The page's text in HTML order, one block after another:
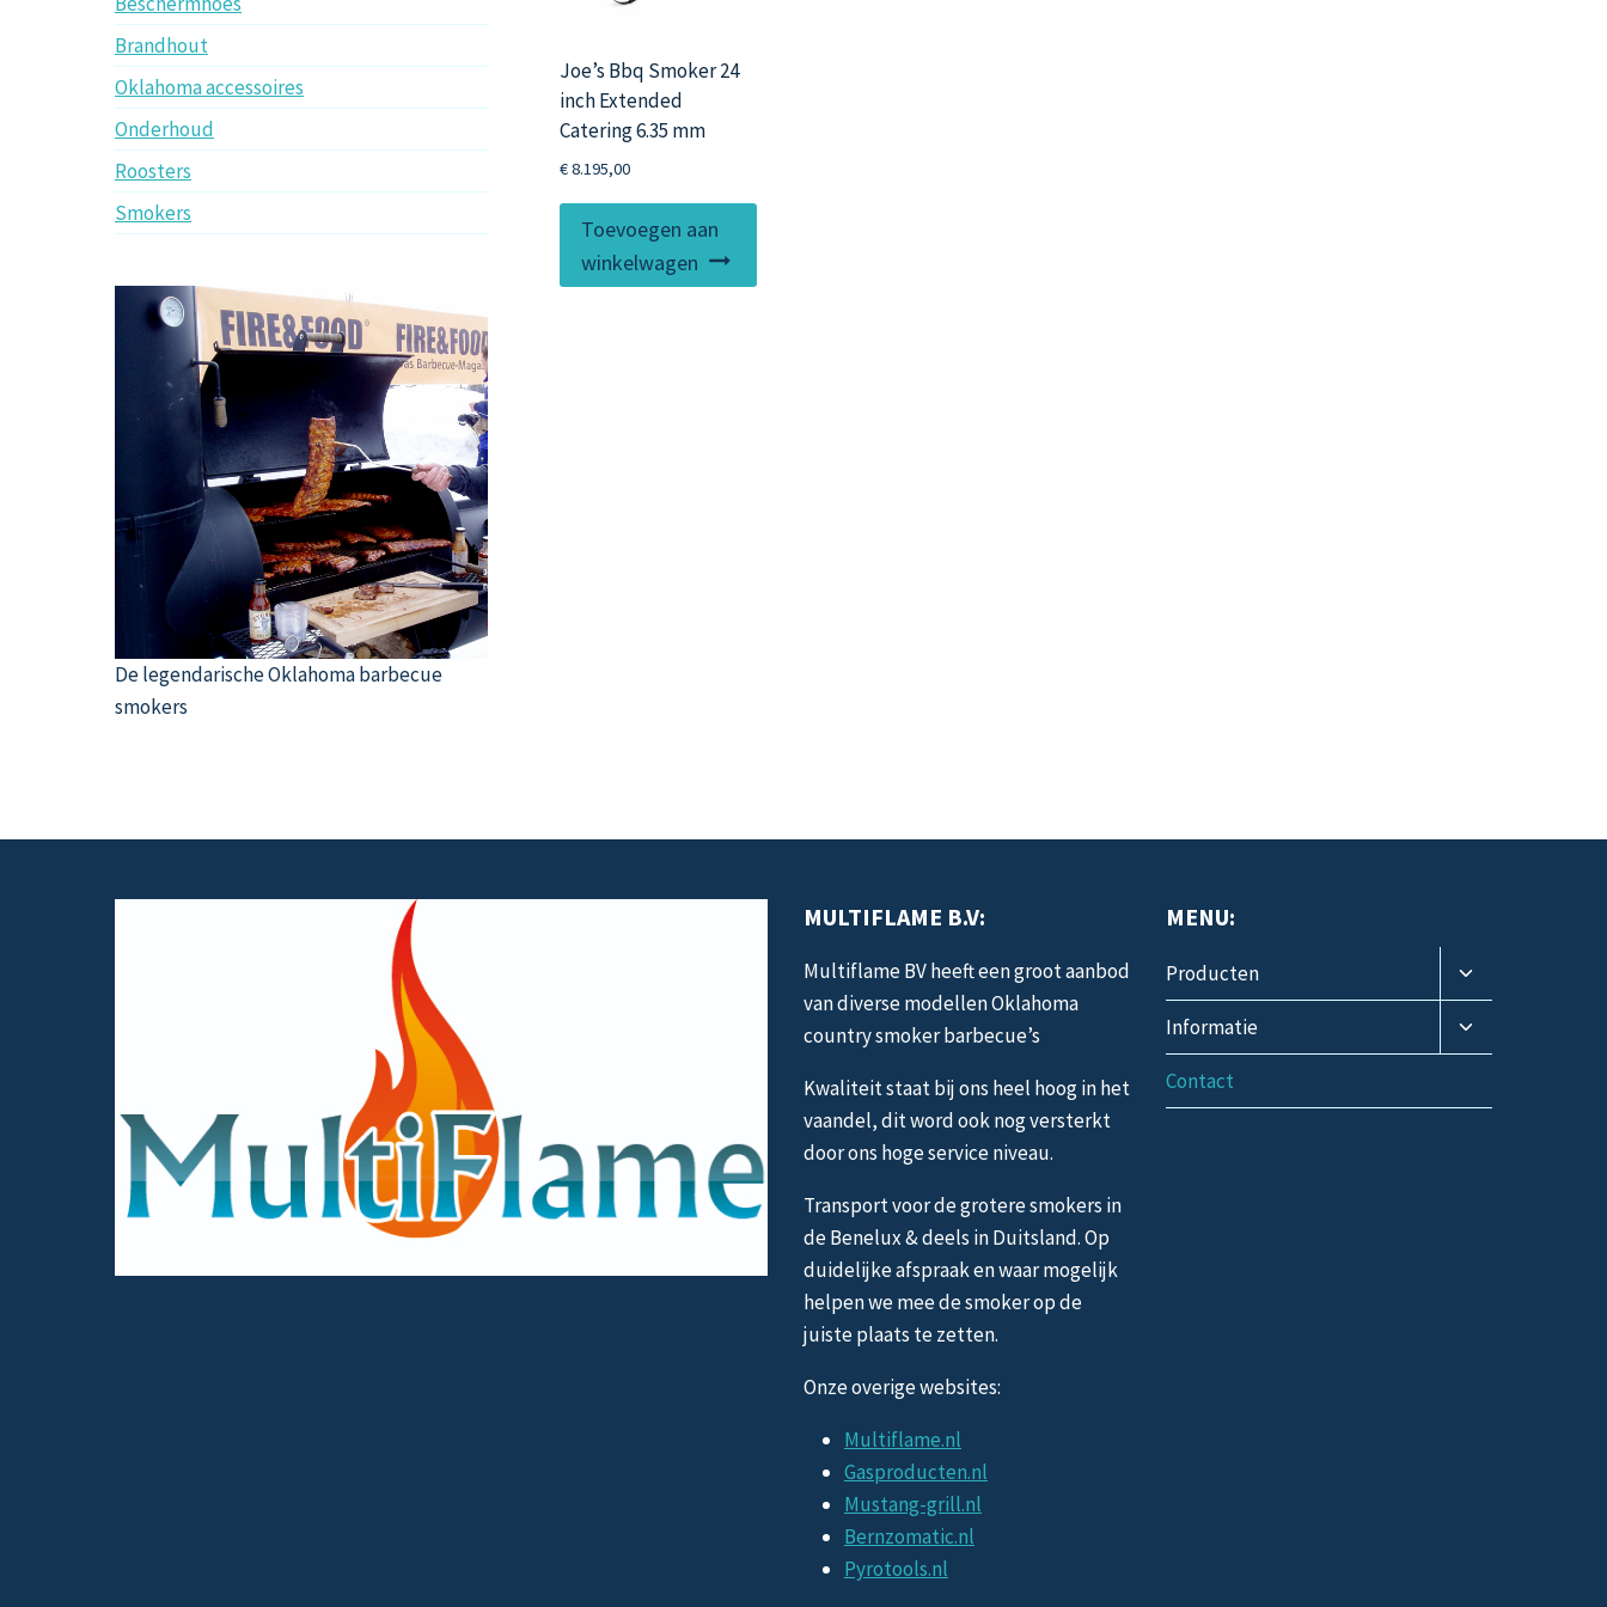
Joe’s Bbq Smoker 24
inch Extended
Catering 6.35 mm
€8.195,00
Toevoegen aan
winkelwagen
Brandhout
Oklahoma accessoires
Onderhoud
Roosters
Smokers
De legendarische Oklahoma barbecue
smokers
MULTIFLAME B.V:
Multiflame BV heeft een groot aanbod
van diverse modellen Oklahoma
country smoker barbecue’s
Kwaliteit staat bij ons heel hoog in het
vaandel, dit word ook nog versterkt
door ons hoge service niveau.
Transport voor de grotere smokers in
de Benelux & deels in Duitsland. Op
duidelijke afspraak en waar mogelijk
helpen we mee de smoker op de
juiste plaats te zetten.
Onze overige websites:
Multiflame.nl
Gasproducten.nl
Mustang-grill.nl
Bernzomatic.nl
Pyrotools.nl
MENU:
Producten
Toggle
submenu
Informatie
Toggle
submenu
Contact